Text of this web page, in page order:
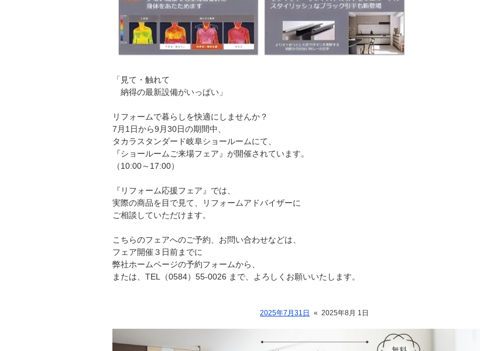
「見て・触れて
納得の最新設備がいっぱい」
リフォームで暮らしを快適にしませんか？
7月1日から9月30日の期間中、
タカラスタンダード岐阜ショールームにて、
『ショールームご来場フェア』が開催されています。
（10:00～17:00）
『リフォーム応援フェア』では、
実際の商品を目で見て、リフォームアドバイザーに
ご相談していただけます。
こちらのフェアへのご予約、お問い合わせなどは、
フェア開催３日前までに
弊社ホームページの予約フォームから、
または、TEL（0584）55-0026 まで、よろしくお願いいたします。
2025年7月31日 « 2025年8月 1日